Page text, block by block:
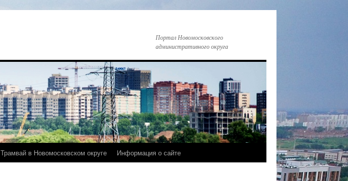
Портал Новомосковского
административного округа
Трамвай в Новомосковском округе Информация о сайте